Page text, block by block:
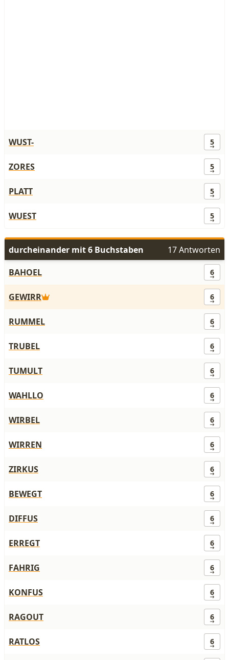
WUST- 5
ZORES 5
PLATT 5
WUEST 5
durcheinander mit 6 Buchstaben
17 Antworten
BAHOEL
6
GEWIRR 6
RUMMEL 6
TRUBEL 6
TUMULT 6
WAHLLO 6
WIRBEL 6
WIRREN 6
ZIRKUS 6
BEWEGT 6
DIFFUS 6
ERREGT 6
FAHRIG 6
KONFUS 6
RAGOUT 6
RATLOS 6